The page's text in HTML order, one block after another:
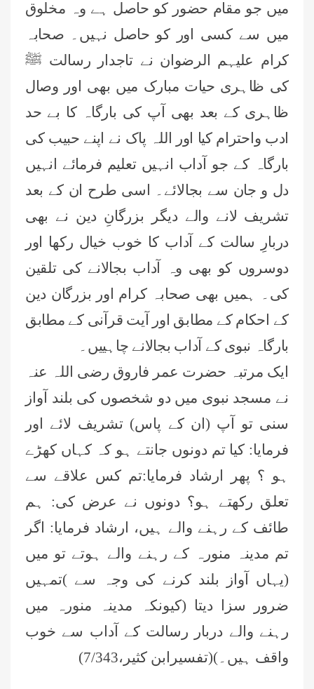
میں جو مقام حضور کو حاصل ہے وہ مخلوق
میں سے کسی اور کو حاصل نہیں۔ صحابہ
کرام علیہم الرضوان نے تاجدار رسالت ﷺ
کی ظاہری حیات مبارک میں بھی اور وصال
ظاہری کے بعد بھی آپ کی بارگاہ کا بے حد
ادب واحترام کیا اور اللہ پاک نے اپنے حبیب کی
بارگاہ کے جو آداب انہیں تعلیم فرمائے انہیں
دل و جان سے بجالائے۔ اسی طرح ان کے بعد
تشریف لانے والے دیگر بزرگانِ دین نے بھی
دربارِ سالت کے آداب کا خوب خیال رکھا اور
دوسروں کو بھی وہ آداب بجالانے کی تلقین
کی۔ ہمیں بھی صحابہ کرام اور بزرگان دین
کے احکام کے مطابق اور آیت قرآنی کے مطابق
بارگاہ نبوی کے آداب بجالانے چاہییں۔
ایک مرتبہ حضرت عمر فاروق رضی اللہ عنہ
نے مسجد نبوی میں دو شخصوں کی بلند آواز
سنی تو آپ (ان کے پاس) تشریف لائے اور
فرمایا: کیا تم دونوں جانتے ہو کہ کہاں کھڑے
ہو ؟ پھر ارشاد فرمایا:تم کس علاقے سے
تعلق رکھتے ہو؟ دونوں نے عرض کی: ہم
طائف کے رہنے والے ہیں، ارشاد فرمایا: اگر
تم مدینہ منورہ کے رہنے والے ہوتے تو میں
(یہاں آواز بلند کرنے کی وجہ سے )تمہیں
ضرور سزا دیتا (کیونکہ مدینہ منورہ میں
رہنے والے دربار رسالت کے آداب سے خوب
واقف ہیں۔)(تفسیرابن کثیر،7/343)